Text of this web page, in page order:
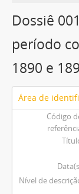
Dossiê
período
1890 e
Área de
Código
Nível de